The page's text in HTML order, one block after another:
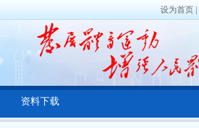
设为首页
资料下载